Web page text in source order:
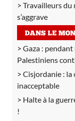
Travailleurs du
s’aggrave
DANS LE
Gaza : pendant
Palestiniens
Cisjordanie : la
inacceptable
Halte à la
!